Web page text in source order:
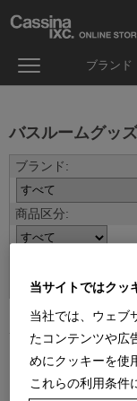
ブランド
バスルームグッズ
当サイトではクッ
当社では、ウェブ
たコンテンツや広
めにクッキーを使
これらの利用条件